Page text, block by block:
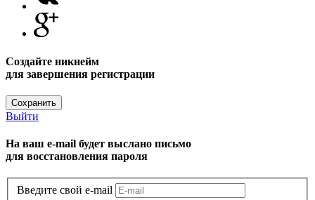
Создайте никнейм
для завершения регистрации
Сохранить
Выйти
На ваш e-mail будет выслано письмо
для восстановления пароля
Введите свой e-mail